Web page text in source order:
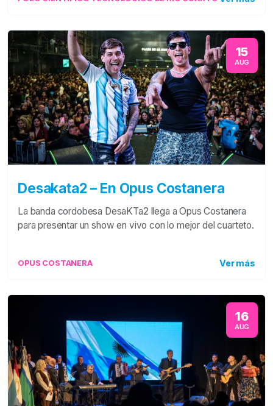
15
AUG
Desakata2 – En Opus Costanera
La banda cordobesa DesaKTa2 llega a Opus Costanera
para presentar un show en vivo con lo mejor del cuarteto.
OPUS COSTANERA Ver más
16
AUG